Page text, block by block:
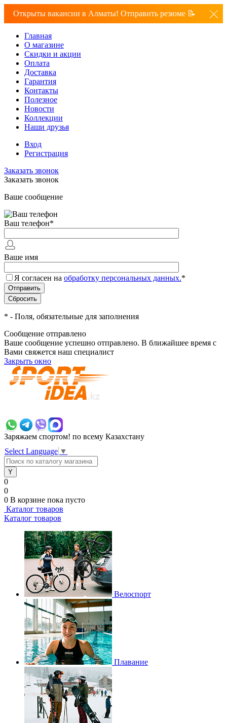
Открыты вакансии в Алматы! Отправить резюме 📝
Главная
О магазине
Скидки и акции
Оплата
Доставка
Гарантия
Контакты
Полезное
Новости
Коллекции
Наши друзья
Вход
Регистрация
Заказать звонок
Заказать звонок
Ваше сообщение
Ваш телефон*
Ваше имя
Я согласен на обработку персональных данных.*
* - Поля, обязательные для заполнения
Сообщение отправлено
Ваше сообщение успешно отправлено. В ближайшее время с
Вами свяжется наш специалист
Закрыть окно
Заряжаем спортом! по всему Казахстану
Select Language ▼
0
0
0 В корзине пока пусто
Каталог товаров
Каталог товаров
Велоспорт
Плавание